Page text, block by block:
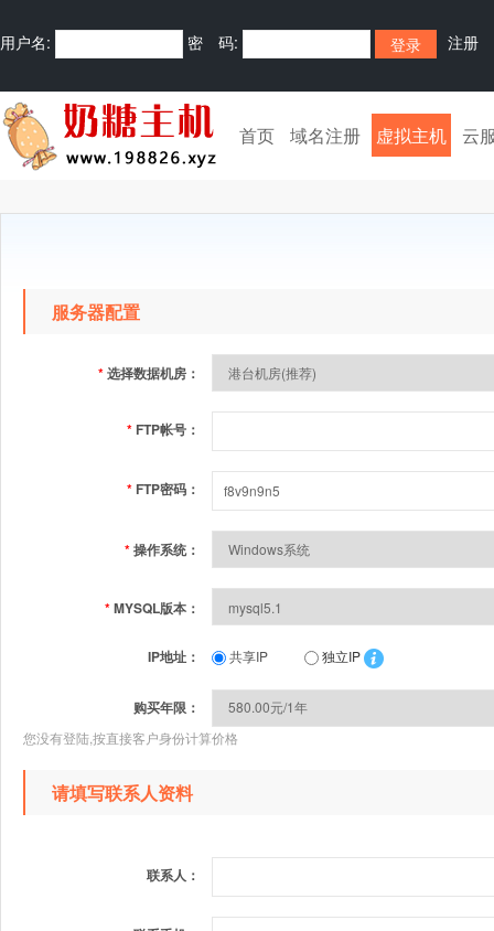
用户名: 密 码: 注册
首页 域名注册 虚拟主机 云
服务器配置
*选择数据机房：
* FTP帐号：
* FTP密码：
*操作系统：
*MYSQL版本：
IP地址： 共享IP 独立IP
购买年限：
您没有登陆,按直接客户身份计算价格
请填写联系人资料
联系人：